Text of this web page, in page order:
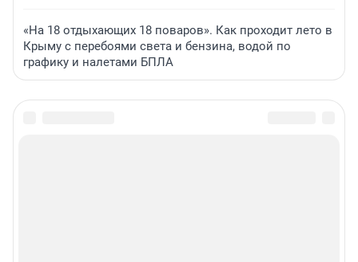
«На 18 отдыхающих 18 поваров». Как проходит лето в
Крыму с перебоями света и бензина, водой по
графику и налетами БПЛА